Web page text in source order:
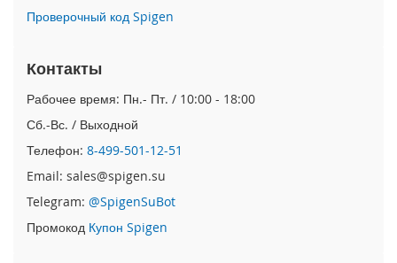
i
o
n
e
A
i
r
i
P
h
Проверочный код Spigen
Контакты
Рабочее время: Пн.- Пт. / 10:00 - 18:00
Сб.-Вс. / Выходной
Телефон: 8-499-501-12-51
Email: sales@spigen.su
Telegram: @SpigenSuBot
Промокод Купон Spigen